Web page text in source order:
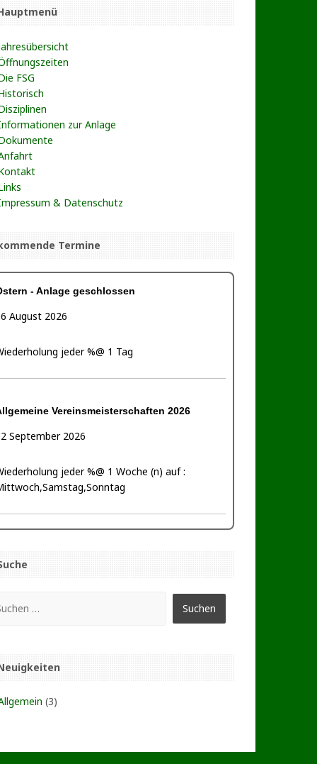
FSG
zur Anlage
& Datenschutz
Termine
- Anlage geschlossen
August 2026
jeder %@ 1 Tag
Vereinsmeisterschaften 2026
September 2026
jeder %@ 1 Woche (n) auf :
(3)